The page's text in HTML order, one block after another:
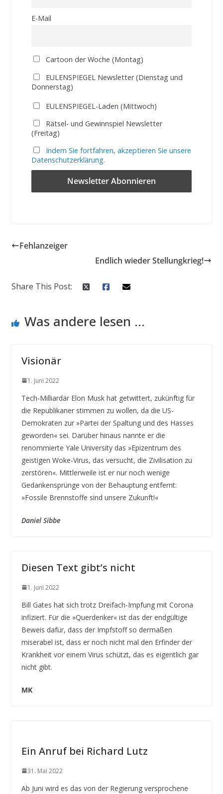
E-Mail
Cartoon der Woche (Montag)
EULENSPIEGEL Newsletter (Dienstag und
Donnerstag)
EULENSPIEGEL-Laden (Mittwoch)
Rätsel- und Gewinnspiel Newsletter
(Freitag)
Indem Sie fortfahren, akzeptieren Sie unsere
Datenschutzerklärung.
Fehlanzeiger
Endlich wieder Stellungkrieg!
Share This Post:
Was andere lesen ...
Visionär
1. Juni 2022
Tech-Milliardär Elon Musk hat getwittert, zukünftig für
die Republikaner stimmen zu wollen, da die US-
Demokraten zur »Partei der Spaltung und des Hasses
geworden« sei. Darüber hinaus nannte er die
renommierte Yale University das »Epizentrum des
geistigen Woke-Virus, das versucht, die Zivilisation zu
zerstören«. Mittlerweile ist er nur noch wenige
Gedankensprünge von der Behauptung entfernt:
»Fossile Brennstoffe sind unsere Zukunft!«
Daniel Sibbe
Diesen Text gibt’s nicht
1. Juni 2022
Bill Gates hat sich trotz Dreifach-Impfung mit Corona
infiziert. Für die »Querdenker« ist das der endgültige
Beweis dafür, dass der Impfstoff so dermaßen
miserabel ist, dass er noch nicht mal den Erfinder der
Krankheit vor einem Virus schützt, das es eigentlich gar
nicht gibt.
MK
Ein Anruf bei Richard Lutz
31. Mai 2022
Ab Juni wird es das von der Regierung versprochene